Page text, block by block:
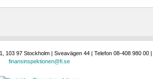
103 97 Stockholm | Sveavägen 44 | Telefon 08-408 980 00 |
finansinspektionen@fi.se